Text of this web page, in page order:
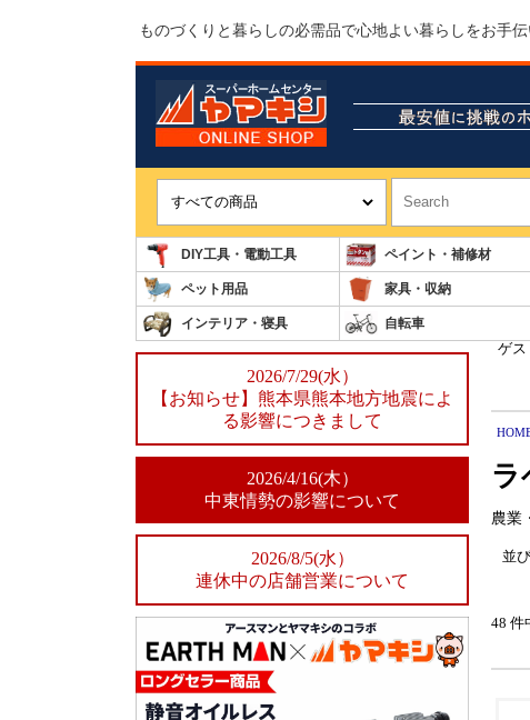
ものづくりと暮らしの必需品で心地よい暮らしをお手伝
DIY工具・電動工具 ペイント・補修材
ペット用品 家具・収納
インテリア・寝具 自転車
2026/7/29(水）
【お知らせ】熊本県熊本地方地震によ
る影響につきまして
2026/4/16(木）
中東情勢の影響について
2026/8/5(水）
連休中の店舗営業について
ゲス
ラ
農業
並
48 件